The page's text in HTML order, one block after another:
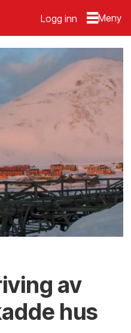
Logg inn
av
hus